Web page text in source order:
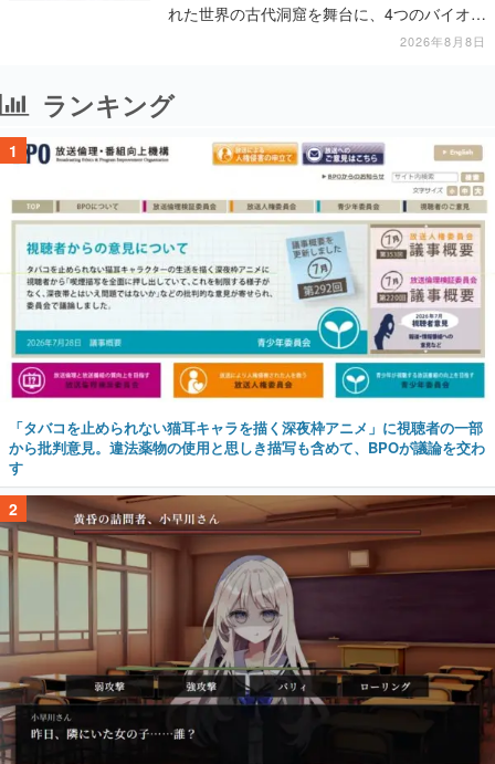
れた世界の古代洞窟を舞台に、4つのバイオー
2026年8月8日
ランキング
1
「タバコを止められない猫耳キャラを描く深夜枠アニメ」に視聴者の一部
から批判意見。違法薬物の使用と思しき描写も含めて、BPOが議論を交わ
す
2